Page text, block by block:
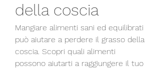
della coscia
Mangiare alimenti sani ed equilibrati
può aiutare a perdere il grasso della
coscia. Scopri quali alimenti
possono aiutarti a raggiungere il tuo